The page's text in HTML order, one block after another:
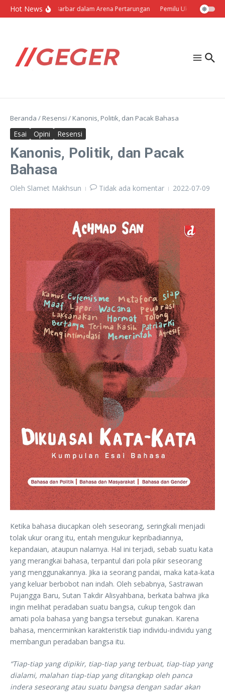
Lewati ke konten
Hot NewsPolitik Barbar dalam Arena Pertarungan Pemilu Ukraina: Milih
Beranda / Resensi / Kanonis, Politik, dan Pacak Bahasa
Esai Opini Resensi
Kanonis, Politik, dan Pacak
Bahasa
Oleh Slamet Makhsun Tidak ada komentar 2022-07-09
Ketika bahasa diucapkan oleh seseorang, seringkali menjadi
tolak ukur orang itu, entah mengukur kepribadiannya,
kepandaian, ataupun nalarnya. Hal ini terjadi, sebab suatu kata
yang merangkai bahasa, terpantul dari pola pikir seseorang
yang menggunakannya. Jika ia seorang pandai, maka kata-kata
yang keluar berbobot nan indah. Oleh sebabnya, Sastrawan
Pujangga Baru, Sutan Takdir Alisyahbana, berkata bahwa jika
ingin melihat peradaban suatu bangsa, cukup tengok dan
amati pola bahasa yang bangsa tersebut gunakan. Karena
bahasa, mencerminkan karakteristik tiap individu-individu yang
membangun peradaban bangsa itu.
“Tiap-tiap yang dipikir, tiap-tiap yang terbuat, tiap-tiap yang
dialami, malahan tiap-tiap yang ditangkap oleh panca
indera seseorang atau suatu bangsa dengan sadar akan